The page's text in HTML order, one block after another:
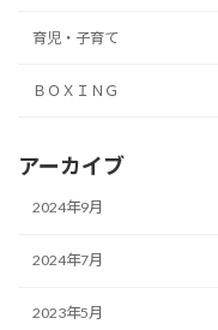
育児・子育て
ＢＯＸＩＮＧ
アーカイブ
2024年9月
2024年7月
2023年5月